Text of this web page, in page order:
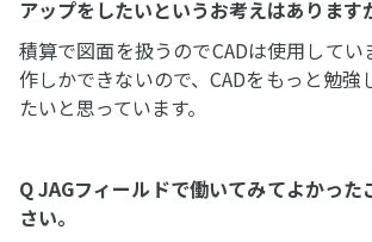
アップをしたいというお考えはあります
積算で図面を扱うのでCADは使用してい
作しかできないので、CADをもっと勉強
たいと思っています。
Q JAGフィールドで働いてみてよかった
さい。